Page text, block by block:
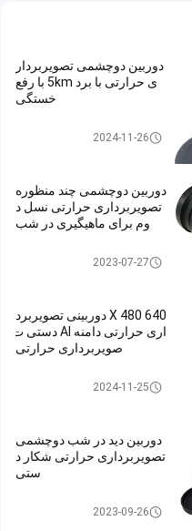
دوربین دوچشمی تصویربردار
ی حرارتی با برد 5km با رفع
خستگی
دوربین های فیلمبرداری حرارتی
2024-11-26
دوربین دوچشمی چند منظوره
تصویربرداری حرارتی نسل د
وم برای ماهیگیری در شب
دوربین های فیلمبرداری حرارتی
2023-07-27
640 X 480 دوربینی تصویربرد
اری حرارتی دامنه AI دستی ت
صویربرداری حرارتی
دوربین های فیلمبرداری حرارتی
2024-11-25
دوربین دید در شب دوچشمی
تصویربرداری حرارتی شکار د
ستی
دوربین های فیلمبرداری حرارتی
2023-09-26